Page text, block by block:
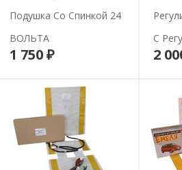
Подушка Со Спинкой 24
ВОЛЬТА
1 750 ₽В корзину
С
2